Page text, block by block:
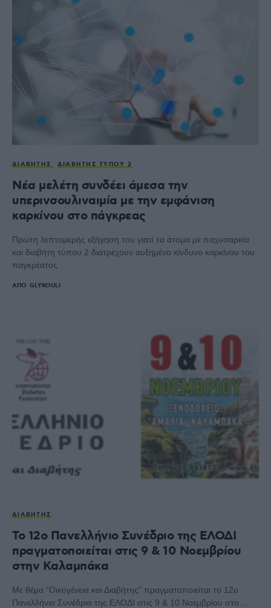
ΔΙΑΒΉΤΗΣ ΔΙΑΒΉΤΗΣ ΤΎΠΟΥ 2
Νέα μελέτη συνδέει άμεσα την
υπερινσουλιναιμία με την εμφάνιση
καρκίνου στο πάγκρεας
Πρώτη λεπτομερής εξήγηση του γιατί τα άτομα με παχυσαρκία
και διαβήτη τύπου 2 διατρέχουν αυξημένο κίνδυνο καρκίνου του
παγκρέατος
ΑΠΌ GLYKOULI
ΔΙΑΒΉΤΗΣ
Το 12ο Πανελλήνιο Συνέδριο της ΕΛΟΔΙ
πραγματοποιείται στις 9 & 10 Νοεμβρίου
στην Καλαμπάκα
Με θέμα “Οικογένεια και Διαβήτης” πραγματοποιείται το 12ο
Πανελλήνιο Συνέδριο της ΕΛΟΔΙ στις 9 & 10 Νοεμβρίου στο…